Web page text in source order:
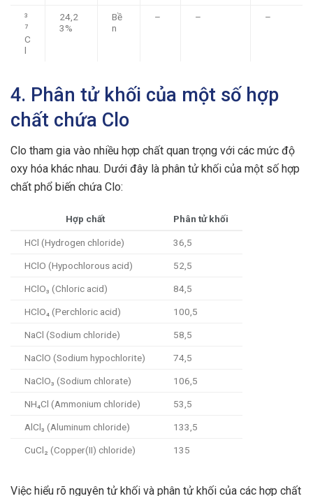
³
⁷
C
l
24,2
3%
Bề
n
– – –
4. Phân tử khối của một số hợp
chất chứa Clo
Clo tham gia vào nhiều hợp chất quan trọng với các mức độ
oxy hóa khác nhau. Dưới đây là phân tử khối của một số hợp
chất phổ biến chứa Clo:
Hợp chất Phân tử khối
HCl (Hydrogen chloride) 36,5
HClO (Hypochlorous acid) 52,5
HClO₃ (Chloric acid) 84,5
HClO₄ (Perchloric acid) 100,5
NaCl (Sodium chloride) 58,5
NaClO (Sodium hypochlorite) 74,5
NaClO₃ (Sodium chlorate) 106,5
NH₄Cl (Ammonium chloride) 53,5
AlCl₃ (Aluminum chloride) 133,5
CuCl₂ (Copper(II) chloride) 135
Việc hiểu rõ nguyên tử khối và phân tử khối của các hợp chất